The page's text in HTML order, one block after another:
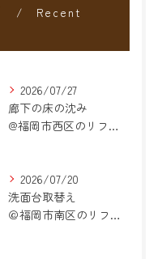
Recent
2026/07/27
廊下の床の沈み
@福岡市西区のリフォーム
2026/07/20
洗面台取替え
＠福岡市南区のリフォーム